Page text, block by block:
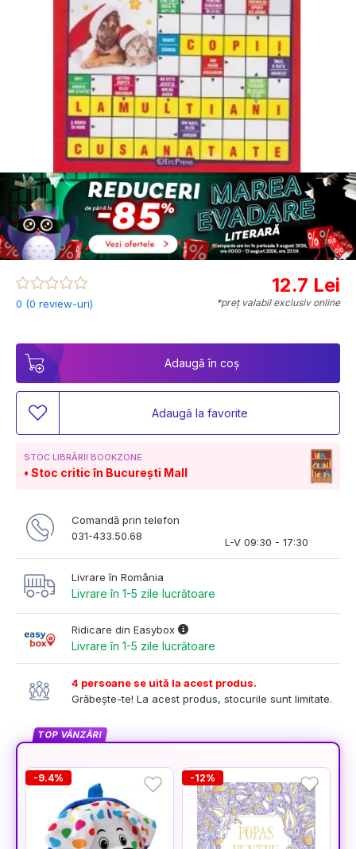
0 (0 review-uri)
12.7 Lei
*preț valabil exclusiv online
Adaugă în coș
Adaugă la favorite
STOC LIBRĂRII BOOKZONE
Stoc critic în București Mall
Comandă prin telefon
031-433.50.68
L-V 09:30 - 17:30
Livrare în România
Livrare în 1-5 zile lucrătoare
Ridicare din Easybox
Livrare în 1-5 zile lucrătoare
4 persoane se uită la acest produs.
Grăbește-te! La acest produs, stocurile sunt limitate.
TOP VÂNZĂRI
-9.4% -12%